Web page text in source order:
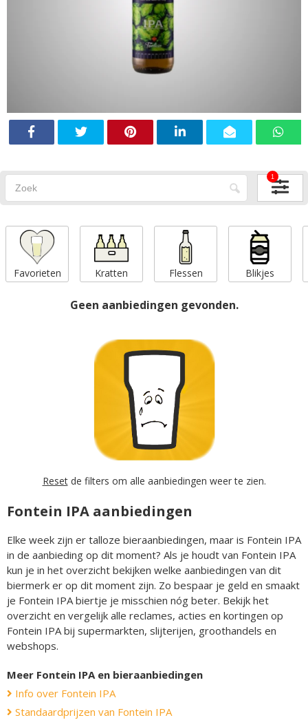
1
Favorieten Kratten Flessen Blikjes
Geen aanbiedingen gevonden.
Resetde filters om alle aanbiedingen weer te zien.
Fontein IPA aanbiedingen
Elke week zijn er talloze bieraanbiedingen, maar is Fontein IPA
in de aanbieding op dit moment? Als je houdt van Fontein IPA
kun je in het overzicht bekijken welke aanbiedingen van dit
biermerk er op dit moment zijn. Zo bespaar je geld en smaakt
je Fontein IPA biertje je misschien nóg beter. Bekijk het
overzicht en vergelijk alle reclames, acties en kortingen op
Fontein IPA bij supermarkten, slijterijen, groothandels en
webshops.
Meer Fontein IPA en bieraanbiedingen
Info over Fontein IPA
Standaardprijzen van Fontein IPA